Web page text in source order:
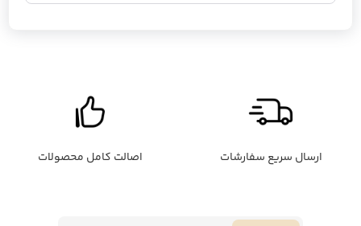
ارسال سریع سفارشات اصالت کامل محصولات